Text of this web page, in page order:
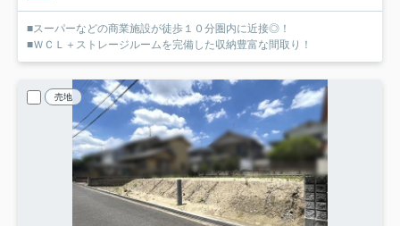
■スーパーなどの商業施設が徒歩１０分圏内に近接◎！
■ＷＣＬ＋ストレージルームを完備した収納豊富な間取り！
売地